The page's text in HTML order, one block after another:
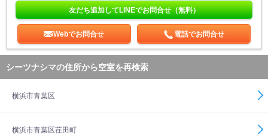
友だち追加してLINEでお問合せ（無料）
Webでお問合せ 電話でお問合せ
シーツナシマの住所から空室を再検索
横浜市青葉区
横浜市青葉区荏田町